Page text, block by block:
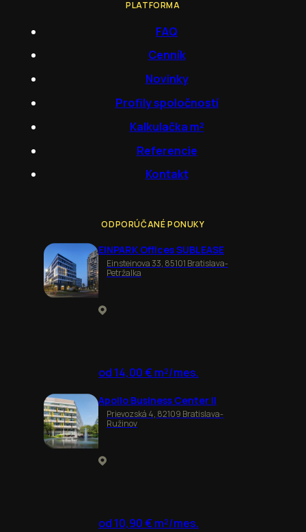
PLATFORMA
FAQ
Cenník
Novinky
Profily spoločností
Kalkulačka m²
Referencie
Kontakt
ODPORÚČANÉ PONUKY
EINPARK Offices SUBLEASE
Einsteinova 33, 85101 Bratislava-
Petržalka
od 14,00 € m²/mes.
Apollo Business Center II
Prievozská 4, 82109 Bratislava-
Ružinov
od 10,90 € m²/mes.